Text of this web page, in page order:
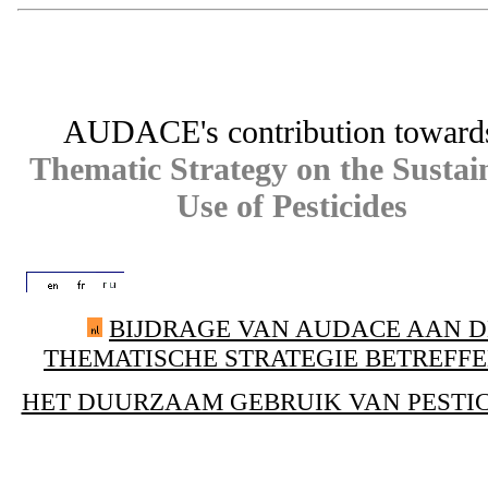
AUDACE's contribution
Thematic Strategy on the
Use of Pesticides
BIJDRAGE VAN AUDACE AAN
THEMATISCHE STRATEGIE
HET DUURZAAM GEBRUIK VAN